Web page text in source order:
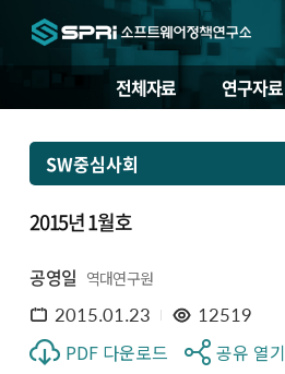
전체자료 연구자료
SW중심사회
2015년 1월호
공영일 역대연구원
2015.01.23 12519
PDF 다운로드
공유 열기